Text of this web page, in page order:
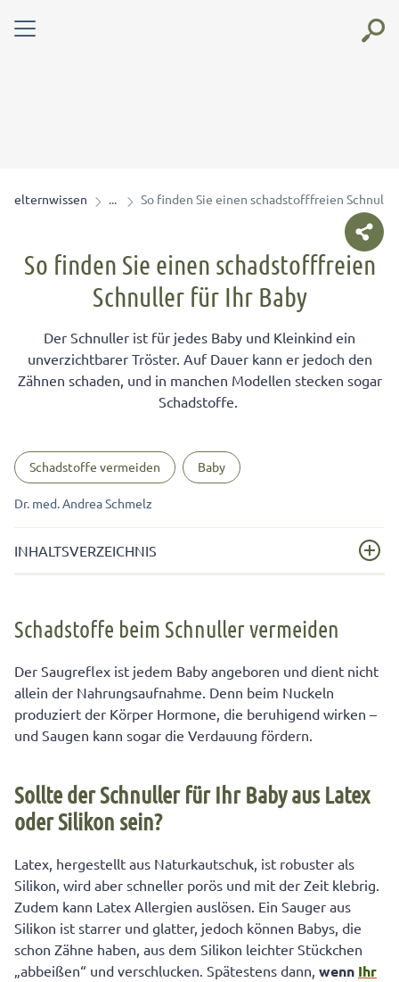
elternwissen So finden Sie einen schadstofffreien
So finden Sie einen schadstofffreien
Schnuller für Ihr Baby
Der Schnuller ist für jedes Baby und Kleinkind ein
unverzichtbarer Tröster. Auf Dauer kann er jedoch den
Zähnen schaden, und in manchen Modellen stecken sogar
Schadstoffe.
Schadstoffe vermeiden Baby
Dr. med. Andrea Schmelz
INHALTSVERZEICHNIS
Sollte der Schnuller für Ihr Baby aus Latex oder Silikon
Welche Form sollte der Schnuller haben, um
Zahnschäden bei Ihrem Baby vorzubeugen?
Gefährlich für Ihr Baby: Manche Schnuller geben
Schnuller-Hygiene für Ihr Baby ist ganz wichtig
Schadstoffe beim Schnuller vermeiden
Der Saugreflex ist jedem Baby angeboren und dient nicht
allein der Nahrungsaufnahme. Denn beim Nuckeln
produziert der Körper Hormone, die beruhigend wirken –
und Saugen kann sogar die Verdauung fördern.
Sollte der Schnuller für Ihr Baby aus Latex
oder Silikon sein?
Latex, hergestellt aus Naturkautschuk, ist robuster als
Silikon, wird aber schneller porös und mit der Zeit klebrig.
Zudem kann Latex Allergien auslösen. Ein Sauger aus
Silikon ist starrer und glatter, jedoch können Babys, die
schon Zähne haben, aus dem Silikon leichter Stückchen
„abbeißen“ und verschlucken. Spätestens dann, wenn Ihr